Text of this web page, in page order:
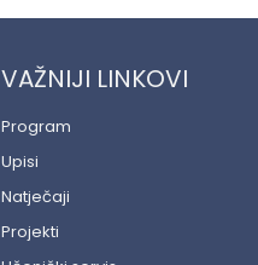
VAŽNIJI LINKOVI
Program
Upisi
Natječaji
Projekti